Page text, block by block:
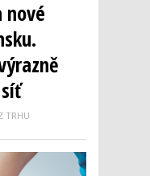
nové
TRHU